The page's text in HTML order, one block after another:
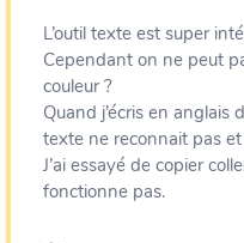
L’outil texte est super
Cependant on ne peut
couleur ?
Quand j’écris en
texte ne reconnait pas
J’ai essayé de copier
fonctionne pas.